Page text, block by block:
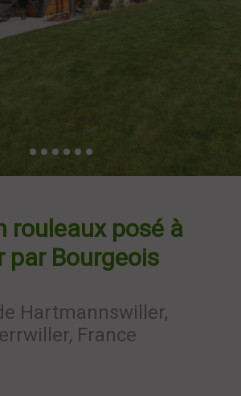
rouleaux posé à
par Bourgeois
Hartmannswiller,
France